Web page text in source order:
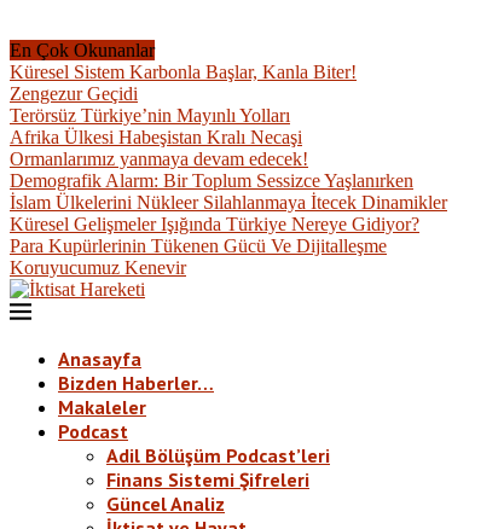
En Çok Okunanlar
Küresel Sistem Karbonla Başlar, Kanla Biter!
Zengezur Geçidi
Terörsüz Türkiye’nin Mayınlı Yolları
Afrika Ülkesi Habeşistan Kralı Necaşi
Ormanlarımız yanmaya devam edecek!
Demografik Alarm: Bir Toplum Sessizce Yaşlanırken
İslam Ülkelerini Nükleer Silahlanmaya İtecek Dinamikler
Küresel Gelişmeler Işığında Türkiye Nereye Gidiyor?
Para Kupürlerinin Tükenen Gücü Ve Dijitalleşme
Koruyucumuz Kenevir
Anasayfa
Bizden Haberler…
Makaleler
Podcast
Adil Bölüşüm Podcast’leri
Finans Sistemi Şifreleri
Güncel Analiz